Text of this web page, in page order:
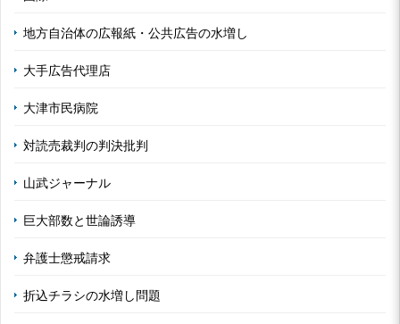
地方自治体の広報紙・公共広告の水増し
大手広告代理店
大津市民病院
対読売裁判の判決批判
山武ジャーナル
巨大部数と世論誘導
弁護士懲戒請求
折込チラシの水増し問題